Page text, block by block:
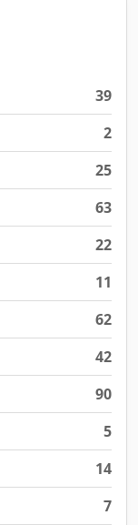
39
2
25
63
22
11
62
42
90
5
14
7